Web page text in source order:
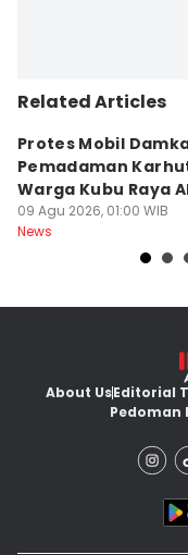
Related Articles
Protes Mobil
Pemadaman
Warga Kubu Raya
Khilaf
09 Agu 2026, 01:00 WIB
News
About UsEditorial
Pedoman